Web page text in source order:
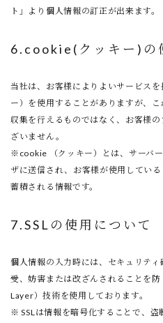
ト」より個人情報の訂正が出来ます。
6.cookie(クッキー)の
当社は、お客様によりよいサービス
ー）を使用することがありますが、
収集を行えるものではなく、お客様
ざいません。
※cookie （クッキー）とは、サーバ
ザに送信され、お客様が使用してい
蓄積される情報です。
7.SSLの使用について
個人情報の入力時には、セキュリテ
受、妨害または改ざんされることを
Layer）技術を使用しております。
※ SSLは情報を暗号化することで、